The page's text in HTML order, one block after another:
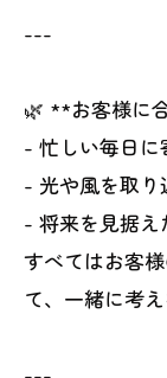
---
🌿 **お客様に
- 忙しい毎日に
- 光や風を取り
- 将来を見据え
すべてはお客
て、一緒に考